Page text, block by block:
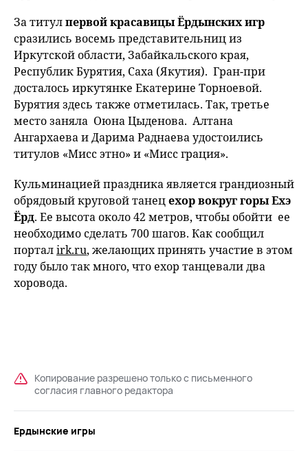
За титулпервой красавицы Ёрдынских игр
сразились восемь представительниц из
Иркутской области, Забайкальского края,
Республик Бурятия, Саха (Якутия). Гран-при
досталось иркутянке Екатерине Торноевой.
Бурятия здесь также отметилась. Так, третье
место заняла Оюна Цыденова. Алтана
Ангархаева и Дарима Раднаева удостоились
титулов «Мисс этно» и «Мисс грация».
Кульминацией праздника является грандиозный
обрядовый круговой танецехор вокруг горы Ехэ
Ёрд. Ее высота около 42 метров, чтобы обойти ее
необходимо сделать 700 шагов. Как сообщил
порталirk.ru, желающих принять участие в этом
году было так много, что ехор танцевали два
хоровода.
Копирование разрешено только с письменного
согласия главного редактора
Ердынские игры